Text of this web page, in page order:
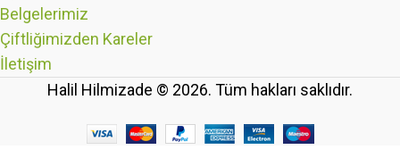
Belgelerimiz
Çiftliğimizden Kareler
İletişim
Halil Hilmizade © 2026. Tüm hakları saklıdır.